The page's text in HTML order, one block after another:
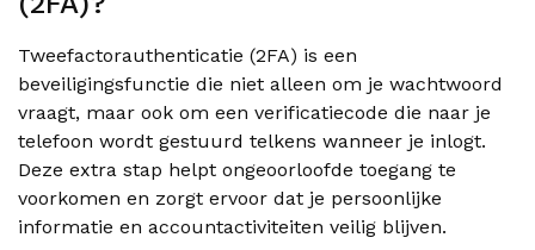
Tweefactorauthenticatie (2FA) is een
beveiligingsfunctie die niet alleen om je wachtwoord
vraagt, maar ook om een verificatiecode die naar je
telefoon wordt gestuurd telkens wanneer je inlogt.
Deze extra stap helpt ongeoorloofde toegang te
voorkomen en zorgt ervoor dat je persoonlijke
informatie en accountactiviteiten veilig blijven.